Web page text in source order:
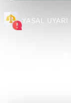
YASAL UYARI